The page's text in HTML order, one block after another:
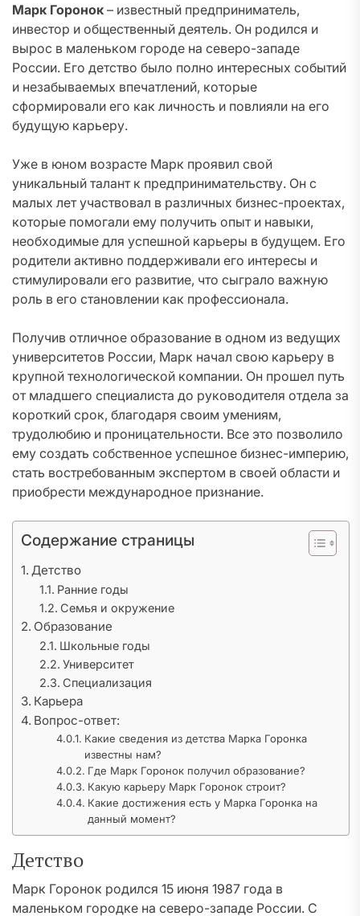
Марк Горонок – известный предприниматель,
инвестор и общественный деятель. Он родился и
вырос в маленьком городе на северо-западе
России. Его детство было полно интересных событий
и незабываемых впечатлений, которые
сформировали его как личность и повлияли на его
будущую карьеру.
Уже в юном возрасте Марк проявил свой
уникальный талант к предпринимательству. Он с
малых лет участвовал в различных бизнес-проектах,
которые помогали ему получить опыт и навыки,
необходимые для успешной карьеры в будущем. Его
родители активно поддерживали его интересы и
стимулировали его развитие, что сыграло важную
роль в его становлении как профессионала.
Получив отличное образование в одном из ведущих
университетов России, Марк начал свою карьеру в
крупной технологической компании. Он прошел путь
от младшего специалиста до руководителя отдела за
короткий срок, благодаря своим умениям,
трудолюбию и проницательности. Все это позволило
ему создать собственное успешное бизнес-империю,
стать востребованным экспертом в своей области и
приобрести международное признание.
Содержание страницы
Детство
Ранние годы
Семья и окружение
Образование
Школьные годы
Университет
Специализация
Карьера
Вопрос-ответ:
Какие сведения из детства Марка Горонка
известны нам?
Где Марк Горонок получил образование?
Какую карьеру Марк Горонок строит?
Какие достижения есть у Марка Горонка на
данный момент?
Детство
Марк Горонок родился 15 июня 1987 года в
маленьком городке на северо-западе России. С